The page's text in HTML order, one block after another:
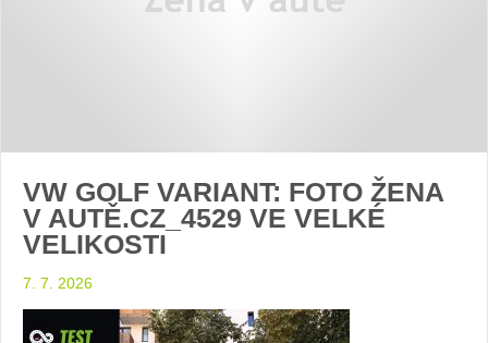
VW GOLF VARIANT: FOTO ŽENA
V AUTĚ.CZ_4529 VE VELKÉ
VELIKOSTI
7. 7. 2026